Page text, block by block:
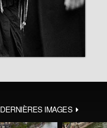
DERNIÈRES IMAGES